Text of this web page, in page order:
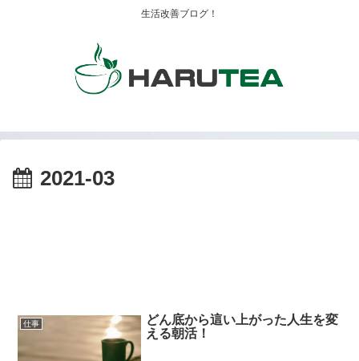
生活改善ブログ！
2021-03
仕事
どん底から這い上がった人生を変
える朝活！